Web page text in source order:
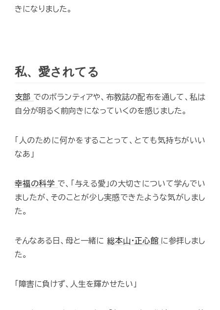
きになりました。
私、愛されてる
支部 でのボランティアや、布教誌の配布を通して、私は
自分が明るく前向きになっていくのを感じました。
「人のために何かをすることって、とても気持ちがいい
なあ」
幸福の科学 で、「与える愛」の大切さについて学んでい
ましたが、そのことが少し実感できたような気がしまし
た。
そんなある日、母と一緒に 総本山・正心館 に参拝しまし
た。
「障害に負けず、人生を輝かせたい」